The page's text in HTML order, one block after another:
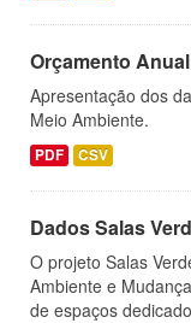
Orçamento
Apresentação dos
Meio Ambiente.
PDF CSV
Dados Salas
O projeto Salas
Ambiente e
de espaços